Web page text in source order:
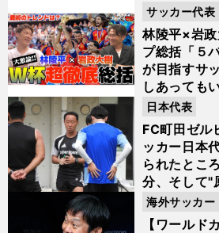
林陵平×岩
プ総括「５
が目指すサ
しあっても
サッカー代表
FC町田ゼル
ッカー日本
られたとこ
分、そして"
日本代表
【ワールド
海外サッカー